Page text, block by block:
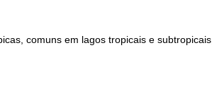
comuns em lagos tropicais e subtropicais,